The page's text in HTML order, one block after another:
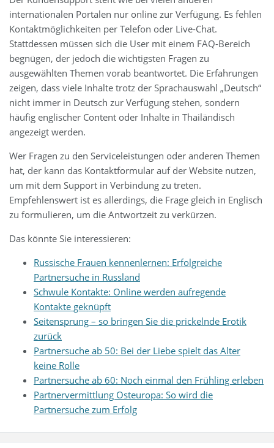
internationalen Portalen nur online zur Verfügung. Es fehlen
Kontaktmöglichkeiten per Telefon oder Live-Chat.
Stattdessen müssen sich die User mit einem FAQ-Bereich
begnügen, der jedoch die wichtigsten Fragen zu
ausgewählten Themen vorab beantwortet. Die Erfahrungen
zeigen, dass viele Inhalte trotz der Sprachauswahl „Deutsch“
nicht immer in Deutsch zur Verfügung stehen, sondern
häufig englischer Content oder Inhalte in Thailändisch
angezeigt werden.
Wer Fragen zu den Serviceleistungen oder anderen Themen
hat, der kann das Kontaktformular auf der Website nutzen,
um mit dem Support in Verbindung zu treten.
Empfehlenswert ist es allerdings, die Frage gleich in Englisch
zu formulieren, um die Antwortzeit zu verkürzen.
Das könnte Sie interessieren:
Russische Frauen kennenlernen: Erfolgreiche
Partnersuche in Russland
Schwule Kontakte: Online werden aufregende
Kontakte geknüpft
Seitensprung – so bringen Sie die prickelnde Erotik
zurück
Partnersuche ab 50: Bei der Liebe spielt das Alter
keine Rolle
Partnersuche ab 60: Noch einmal den Frühling erleben
Partnervermittlung Osteuropa: So wird die
Partnersuche zum Erfolg